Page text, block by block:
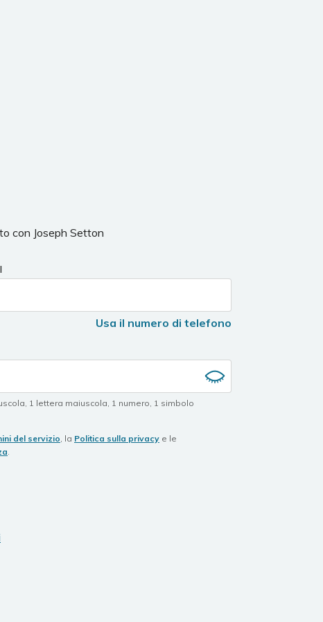
con Joseph Setton
Usa il numero di telefono
1 lettera maiuscola 1 numero 1 simbolo
del servizio , la Politica sulla privacy e le